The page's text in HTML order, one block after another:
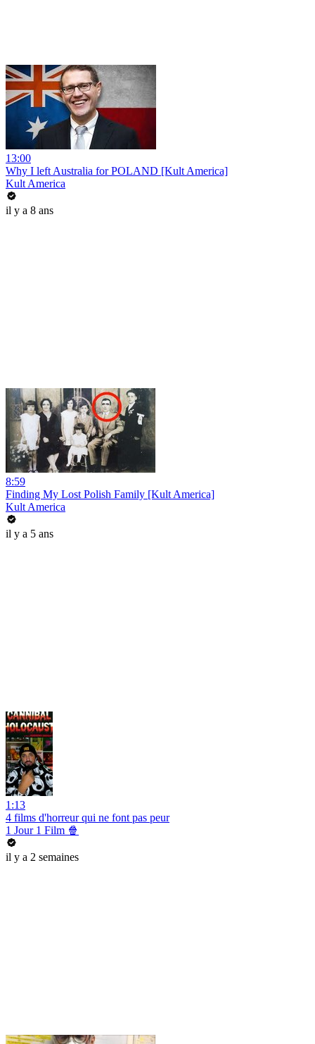
13:00
Why I left Australia for POLAND [Kult America]
Kult America
il y a 8 ans
8:59
Finding My Lost Polish Family [Kult America]
Kult America
il y a 5 ans
1:13
4 films d'horreur qui ne font pas peur
1 Jour 1 Film 🍿
il y a 2 semaines